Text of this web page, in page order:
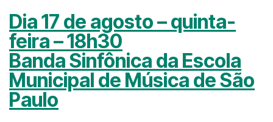
Dia 17 de agosto – quinta-
feira – 18h30
Banda Sinfônica da Escola
Municipal de Música de São
Paulo